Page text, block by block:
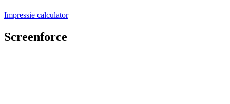
Impressie calculator
Screenforce